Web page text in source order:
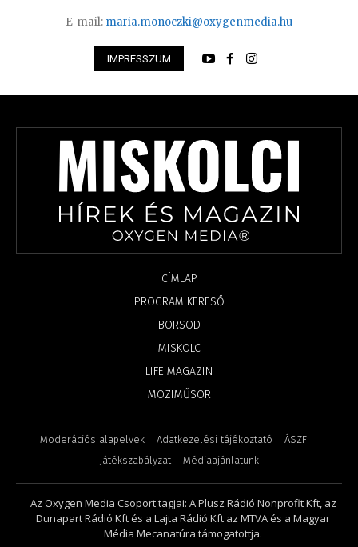
E-mail: maria.monoczki@oxygenmedia.hu
IMPRESSZUM
CÍMLAP
PROGRAM KERESŐ
BORSOD
MISKOLC
LIFE MAGAZIN
MOZIMŰSOR
Moderációs alapelvek Adatkezelési tájékoztató
ÁSZF
Játékszabályzat
Médiaajánlatunk
Az Oxygen Media Csoport tagjai: A Plusz Rádió Nonprofit Kft, az
Dunapart Rádió Kft és a Lajta Rádió Kft az MTVA és a Magyar
Média Mecanatúra támogatottja.